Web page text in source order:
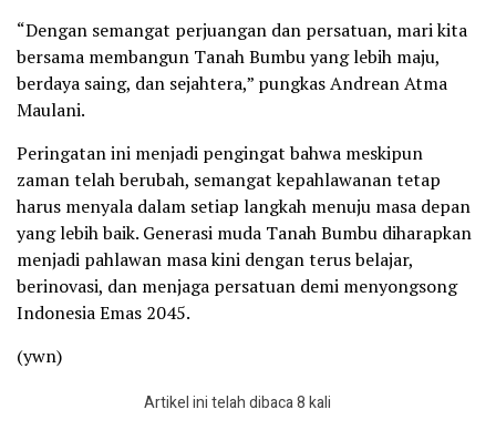
“Dengan semangat perjuangan dan persatuan, mari kita
bersama membangun Tanah Bumbu yang lebih maju,
berdaya saing, dan sejahtera,” pungkas Andrean Atma
Maulani.
Peringatan ini menjadi pengingat bahwa meskipun
zaman telah berubah, semangat kepahlawanan tetap
harus menyala dalam setiap langkah menuju masa depan
yang lebih baik. Generasi muda Tanah Bumbu diharapkan
menjadi pahlawan masa kini dengan terus belajar,
berinovasi, dan menjaga persatuan demi menyongsong
Indonesia Emas 2045.
(ywn)
Artikel ini telah dibaca 8 kali